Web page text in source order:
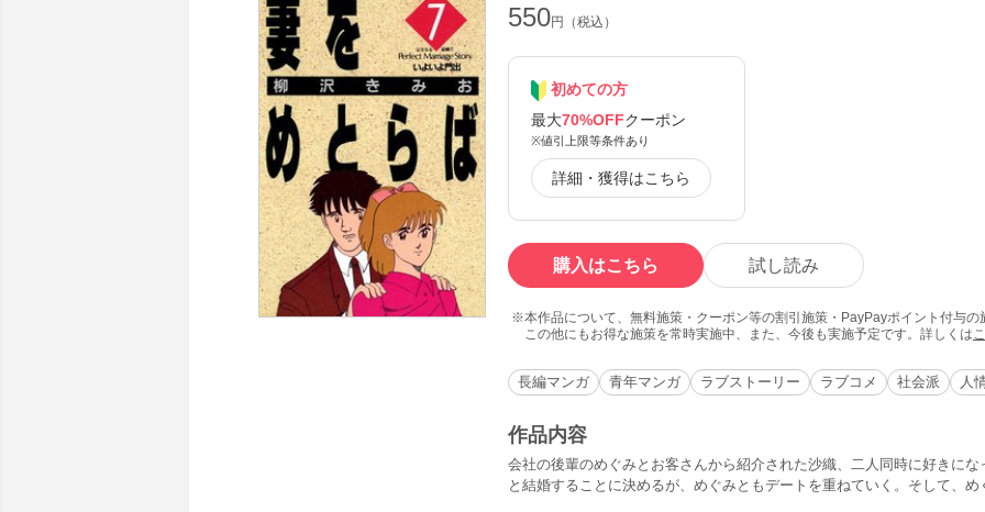
550円（税込）
初めての方
最大70%OFFクーポン
※値引上限等条件あり
詳細・獲得はこちら
購入はこちら 試し読み
本作品について、無料施策・クーポン等の割引施策・PayPayポイント付与
この他にもお得な施策を常時実施中、また、今後も実施予定です。詳しくは
長編マンガ 青年マンガ ラブストーリー ラブコメ 社会派 人
作品内容
会社の後輩のめぐみとお客さんから紹介された沙織、二人同時に好きに
と結婚することに決めるが、めぐみともデートを重ねていく。そして、